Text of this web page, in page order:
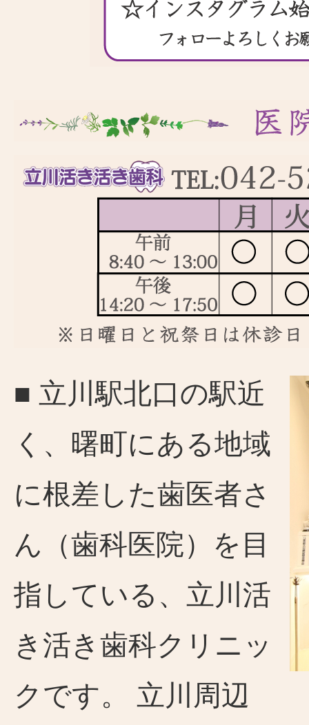
■ 立川駅北口の駅近
く、曙町にある地域
に根差した歯医者さ
ん（歯科医院）を目
指している、立川活
き活き歯科クリニッ
クです。 立川周辺